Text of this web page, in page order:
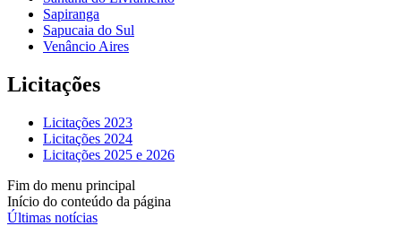
Sapiranga
Sapucaia do Sul
Venâncio Aires
Licitações
Licitações 2023
Licitações 2024
Licitações 2025 e 2026
Fim do menu principal
Início do conteúdo da página
Últimas notícias